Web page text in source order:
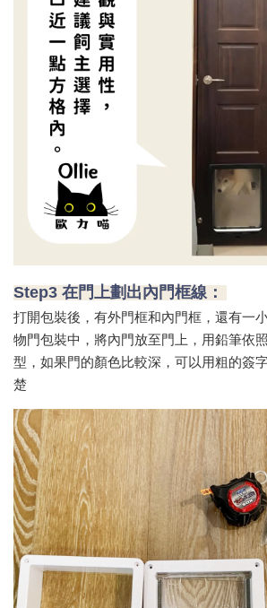
Step3 在門上劃出內門框線：
打開包裝後，有外門框和內門框，還有一
物門包裝中，將內門放至門上，用鉛筆依
型，如果門的顏色比較深，可以用粗的簽
楚